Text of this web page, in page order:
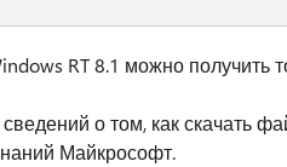
RT 8.1 можно получить
о том, как скачать
Майкрософт.